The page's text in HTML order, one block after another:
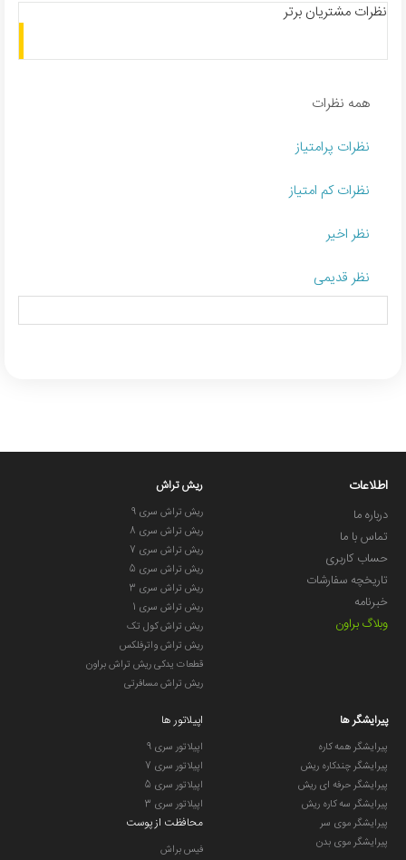
نظرات مشتریان برتر
همه نظرات
نظرات پرامتیاز
نظرات کم امتیاز
نظر اخیر
نظر قدیمی
اطلاعات
درباره ما
تماس با ما
حساب کاربری
تاریخچه سفارشات
خبرنامه
وبلاگ براون
ریش تراش
ریش تراش سری 9
ریش تراش سری 8
ریش تراش سری 7
ریش تراش سری 5
ریش تراش سری 3
ریش تراش سری 1
ریش تراش کول تک
ریش تراش واترفلکس
قطعات یدکی ریش تراش براون
ریش تراش مسافرتی
پیرایشگر ها
پیرایشگر همه کاره
پیرایشگر چندکاره ریش
پیرایشگر حرفه ای ریش
پیرایشگر سه کاره ریش
پیرایشگر موی سر
پیرایشگر موی بدن
اپیلاتور ها
اپیلاتور سری 9
اپیلاتور سری 7
اپیلاتور سری 5
اپیلاتور سری 3
محافظت از پوست
فیس براش